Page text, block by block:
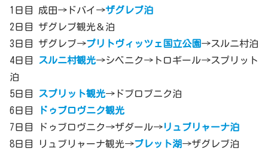
1日目 成田→ドバイ→ザグレブ泊
2日目 ザグレブ観光＆泊
3日目 ザグレブ→プリトヴィッツェ国立公園→スルニ村泊
4日目
スルニ村観光→シベニク→トロギール→スプリット
泊
5日目
スプリット観光→ドブロブニク泊
6日目
ドゥブロヴニク観光
7日目 ドゥブロヴニク→ザダール→リュブリャーナ泊
8日目 リュブリャーナ観光→ブレット湖→ザグレブ泊